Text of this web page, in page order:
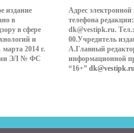
издание
в
в сфере
и
2014 г.
ЭЛ № ФС
Адрес
телефона
dk@vestipk.ru.
00.Учредитель
А.Главный
информационной
“16+”